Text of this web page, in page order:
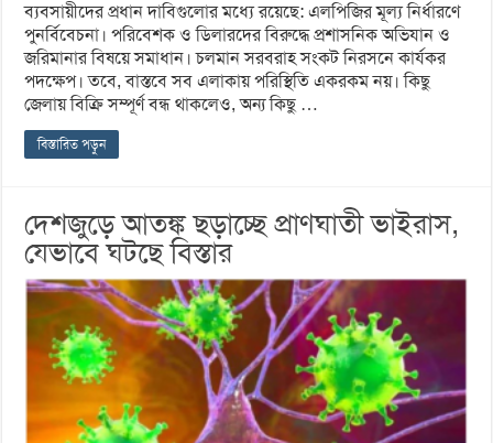
ব্যবসায়ীদের প্রধান দাবিগুলোর মধ্যে রয়েছে: এলপিজির মূল্য নির্ধারণে
পুনর্বিবেচনা। পরিবেশক ও ডিলারদের বিরুদ্ধে প্রশাসনিক অভিযান ও
জরিমানার বিষয়ে সমাধান। চলমান সরবরাহ সংকট নিরসনে কার্যকর
পদক্ষেপ। তবে, বাস্তবে সব এলাকায় পরিস্থিতি একরকম নয়। কিছু
জেলায় বিক্রি সম্পূর্ণ বন্ধ থাকলেও, অন্য কিছু …
বিস্তারিত পড়ুন
দেশজুড়ে আতঙ্ক ছড়াচ্ছে প্রাণঘাতী ভাইরাস,
যেভাবে ঘটছে বিস্তার